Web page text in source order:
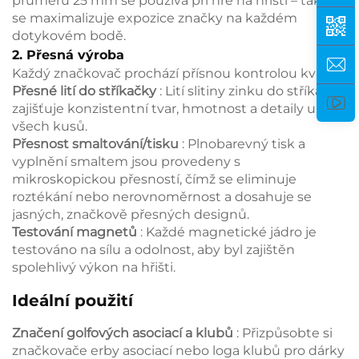
se maximalizuje expozice značky na každém
dotykovém bodě.
2. Přesná výroba
Každý značkovač prochází přísnou kontrolou kvality:
Přesné lití do stříkačky : Lití slitiny zinku do stříkačky
zajišťuje konzistentní tvar, hmotnost a detaily u
všech kusů.
Přesnost smaltování/tisku : Plnobarevný tisk a
vyplnění smaltem jsou provedeny s
mikroskopickou přesností, čímž se eliminuje
roztékání nebo nerovnoměrnost a dosahuje se
jasných, značkově přesných designů.
Testování magnetů : Každé magnetické jádro je
testováno na sílu a odolnost, aby byl zajištěn
spolehlivý výkon na hřišti.
Ideální použití
Značení golfových asociací a klubů : Přizpůsobte si
značkovače erby asociací nebo loga klubů pro dárky